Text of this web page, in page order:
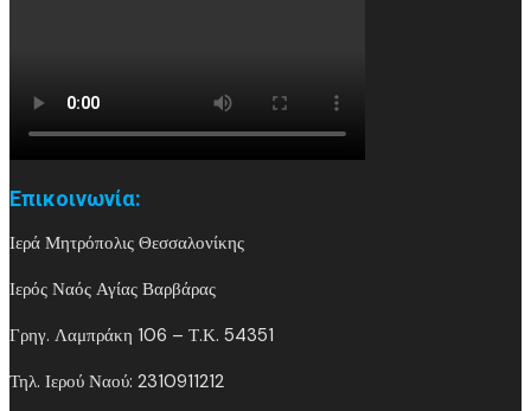
Επικοινωνία:
Ιερά Μητρόπολις Θεσσαλονίκης
Ιερός Ναός Αγίας Βαρβάρας
Γρηγ. Λαμπράκη 106 – Τ.Κ. 54351
Τηλ. Ιερού Ναού: 2310911212